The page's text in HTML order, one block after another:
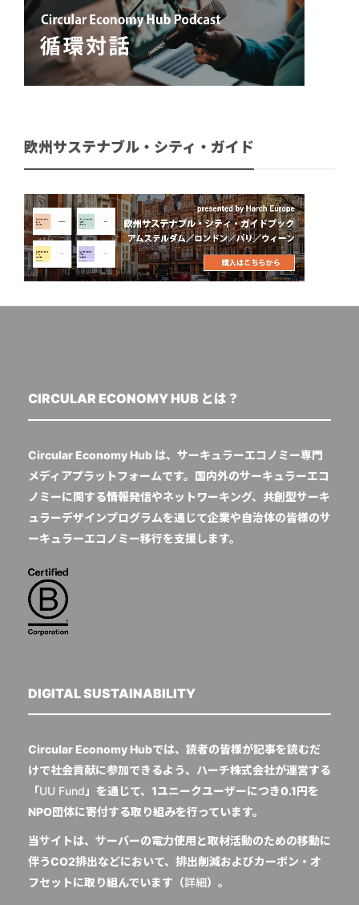
欧州サステナブル・シティ・ガイド
CIRCULAR ECONOMY HUB とは？
Circular Economy Hub は、サーキュラーエコノミー専門
メディアプラットフォームです。国内外のサーキュラーエコ
ノミーに関する情報発信やネットワーキング、共創型サーキ
ュラーデザインプログラムを通じて企業や自治体の皆様のサ
ーキュラーエコノミー移行を支援します。
DIGITAL SUSTAINABILITY
Circular Economy Hubでは、読者の皆様が記事を読むだ
けで社会貢献に参加できるよう、ハーチ株式会社が運営する
「UU Fund 」を通じて、1ユニークユーザーにつき0.1円を
NPO団体に寄付する取り組みを行っています。
当サイトは、サーバーの電力使用と取材活動のための移動に
伴うCO2排出などにおいて、排出削減およびカーボン・オ
フセットに取り組んでいます（詳細）。